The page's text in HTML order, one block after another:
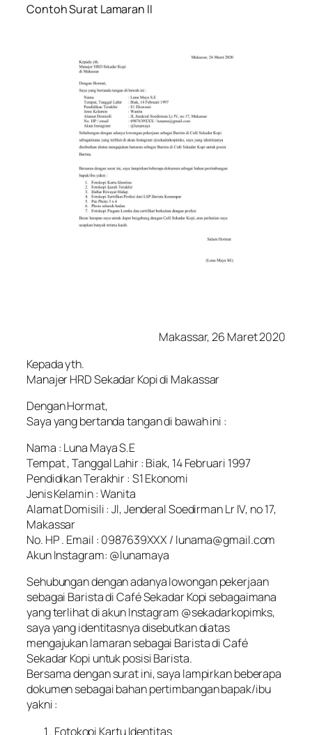
Contoh Surat Lamaran II
Makassar, 26 Maret 2020
Kepada yth.
Manajer HRD Sekadar Kopi di Makassar
Dengan Hormat,
Saya yang bertanda tangan di bawah ini :
Nama : Luna Maya S.E
Tempat , Tanggal Lahir : Biak, 14 Februari 1997
Pendidikan Terakhir : S1 Ekonomi
Jenis Kelamin : Wanita
Alamat Domisili : Jl, Jenderal Soedirman Lr IV, no 17,
Makassar
No. HP . Email : 0987639XXX / lunama@gmail.com
Akun Instagram: @lunamaya
Sehubungan dengan adanya lowongan pekerjaan
sebagai Barista di Café Sekadar Kopi sebagaimana
yang terlihat di akun Instagram @sekadarkopimks,
saya yang identitasnya disebutkan diatas
mengajukan lamaran sebagai Barista di Café
Sekadar Kopi untuk posisi Barista.
Bersama dengan surat ini, saya lampirkan beberapa
dokumen sebagai bahan pertimbangan bapak/ibu
yakni :
Fotokopi Kartu Identitas